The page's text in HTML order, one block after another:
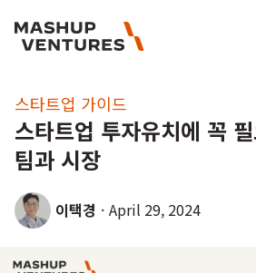
스타트업 가이드
스타트업 투자유치에 꼭
팀과 시장
이택경 · April 29, 2024